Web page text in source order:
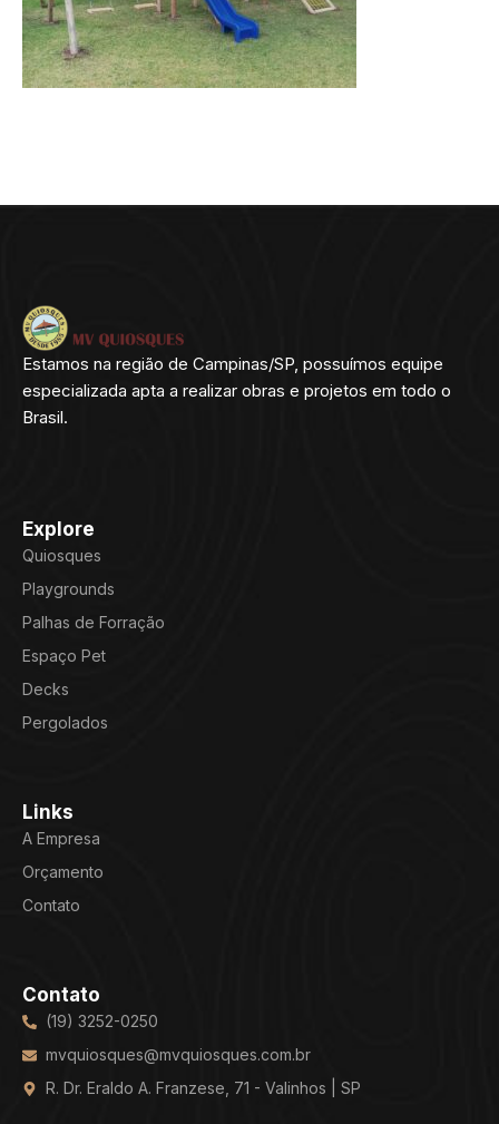
Estamos na região de Campinas/SP, possuímos equipe
especializada apta a realizar obras e projetos em todo o
Brasil.
Explore
Quiosques
Playgrounds
Palhas de Forração
Espaço Pet
Decks
Pergolados
Links
A Empresa
Orçamento
Contato
Contato
(19) 3252-0250
mvquiosques@mvquiosques.com.br
R. Dr. Eraldo A. Franzese, 71 - Valinhos | SP